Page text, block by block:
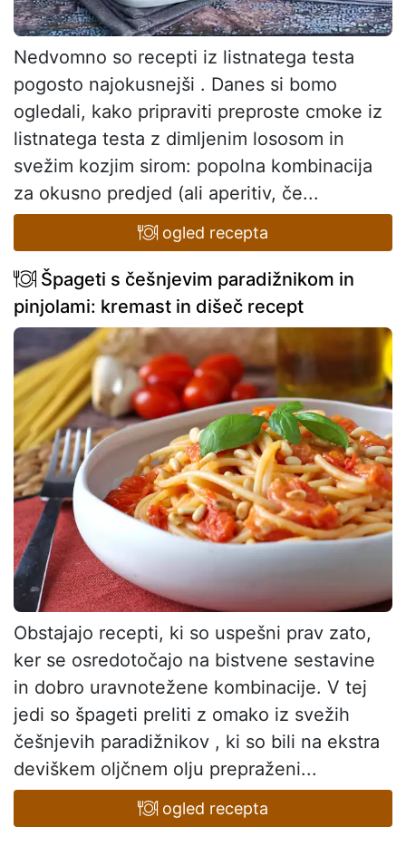
Nedvomno so recepti iz listnatega testa
pogosto najokusnejši . Danes si bomo
ogledali, kako pripraviti preproste cmoke iz
listnatega testa z dimljenim lososom in
svežim kozjim sirom: popolna kombinacija
za okusno predjed (ali aperitiv, če...
ogled recepta
Špageti s češnjevim paradižnikom in
pinjolami: kremast in dišeč recept
Obstajajo recepti, ki so uspešni prav zato,
ker se osredotočajo na bistvene sestavine
in dobro uravnotežene kombinacije. V tej
jedi so špageti preliti z omako iz svežih
češnjevih paradižnikov , ki so bili na ekstra
deviškem oljčnem olju prepraženi...
ogled recepta